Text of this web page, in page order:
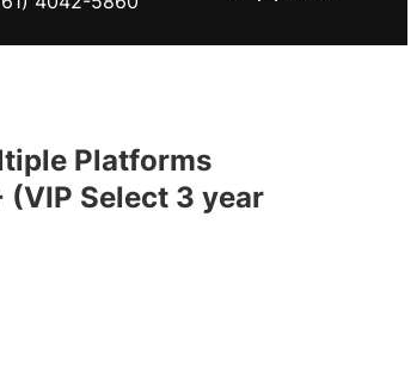
Platforms
(VIP Select 3 year